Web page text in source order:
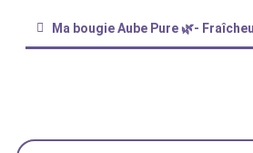
Ma bougie Aube Pure 🌿-